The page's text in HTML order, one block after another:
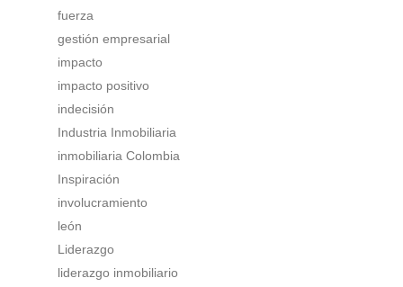
fuerza
gestión empresarial
impacto
impacto positivo
indecisión
Industria Inmobiliaria
inmobiliaria Colombia
Inspiración
involucramiento
león
Liderazgo
liderazgo inmobiliario